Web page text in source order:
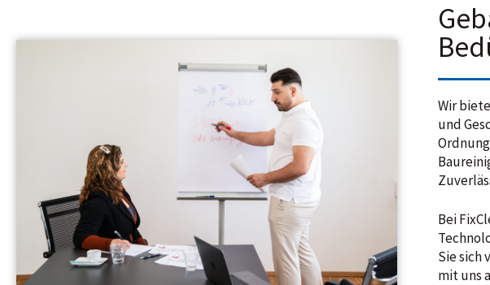
Wir
und
Bei
Sie sich
mit uns